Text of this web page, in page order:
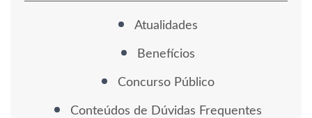
Atualidades
Benefícios
Concurso Público
Conteúdos de Dúvidas Frequentes